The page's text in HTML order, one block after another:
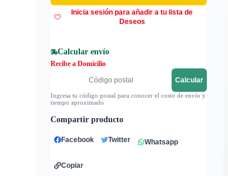
Inicia sesión para añadir a tu lista de
Deseos
Calcular envío
Recibe a Domicilio
Calcular
Ingresa tu código postal para conocer el costo de envío y
tiempo aproximado
Compartir producto
Facebook Twitter Whatsapp
Copiar